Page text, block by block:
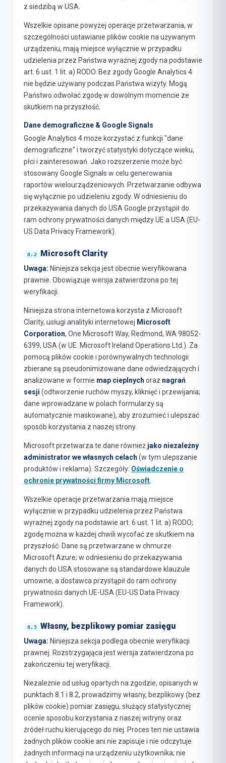
z siedzibą w USA.
Wszelkie opisane powyżej operacje przetwarzania, w
szczególności ustawianie plików cookie na używanym
urządzeniu, mają miejsce wyłącznie w przypadku
udzielenia przez Państwa wyraźnej zgody na podstawie
art. 6 ust. 1 lit. a) RODO. Bez zgody Google Analytics 4
nie będzie używany podczas Państwa wizyty. Mogą
Państwo odwołać zgodę w dowolnym momencie ze
skutkiem na przyszłość.
Dane demograficzne & Google Signals
Google Analytics 4 może korzystać z funkcji "dane
demograficzne" i tworzyć statystyki dotyczące wieku,
płci i zainteresowań. Jako rozszerzenie może być
stosowany Google Signals w celu generowania
raportów wielourządzeniowych. Przetwarzanie odbywa
się wyłącznie po udzieleniu zgody. W odniesieniu do
przekazywania danych do USA Google przystąpił do
ram ochrony prywatności danych między UE a USA (EU-
US Data Privacy Framework).
Microsoft Clarity
Uwaga: Niniejsza sekcja jest obecnie weryfikowana
prawnie. Obowiązuje wersja zatwierdzona po tej
weryfikacji.
Niniejsza strona internetowa korzysta z Microsoft
Clarity, usługi analityki internetowej Microsoft
Corporation, One Microsoft Way, Redmond, WA 98052-
6399, USA (w UE: Microsoft Ireland Operations Ltd.). Za
pomocą plików cookie i porównywalnych technologii
zbierane są pseudonimizowane dane odwiedzających i
analizowane w formie map cieplnych oraz nagrań
sesji (odtworzenie ruchów myszy, kliknięć i przewijania;
dane wprowadzane w polach formularzy są
automatycznie maskowane), aby zrozumieć i ulepszać
sposób korzystania z naszej strony.
Microsoft przetwarza te dane również jako niezależny
administrator we własnych celach (w tym ulepszanie
produktów i reklama). Szczegóły: Oświadczenie o
ochronie prywatności firmy Microsoft
Wszelkie operacje przetwarzania mają miejsce
wyłącznie w przypadku udzielenia przez Państwa
wyraźnej zgody na podstawie art. 6 ust. 1 lit. a) RODO;
zgodę można w każdej chwili wycofać ze skutkiem na
przyszłość. Dane są przetwarzane w chmurze
Microsoft Azure; w odniesieniu do przekazywania
danych do USA stosowane są standardowe klauzule
umowne, a dostawca przystąpił do ram ochrony
prywatności danych UE-USA (EU-US Data Privacy
Framework).
Własny, bezplikowy pomiar zasięgu
Uwaga: Niniejsza sekcja podlega obecnie weryfikacji
prawnej. Rozstrzygająca jest wersja zatwierdzona po
zakończeniu tej weryfikacji.
Niezależnie od usług opartych na zgodzie, opisanych w
punktach 8.1 i 8.2, prowadzimy własny, bezplikowy (bez
plików cookie) pomiar zasięgu, służący statystycznej
ocenie sposobu korzystania z naszej witryny oraz
źródeł ruchu kierującego do niej. Proces ten nie ustawia
żadnych plików cookie ani nie zapisuje i nie odczytuje
żadnych informacji na urządzeniu użytkownika; nie